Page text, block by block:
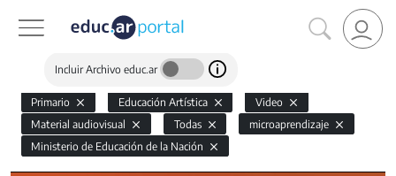
Incluir Archivo educ.ar
Primario Educación Artística
Video
Material audiovisual
Todas
microaprendizaje
Ministerio de Educación de la Nación